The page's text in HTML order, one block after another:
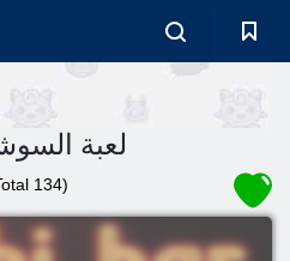
لعبة
134)